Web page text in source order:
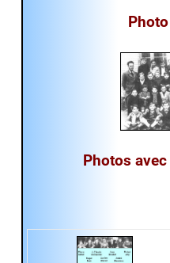
Photo
Photos avec